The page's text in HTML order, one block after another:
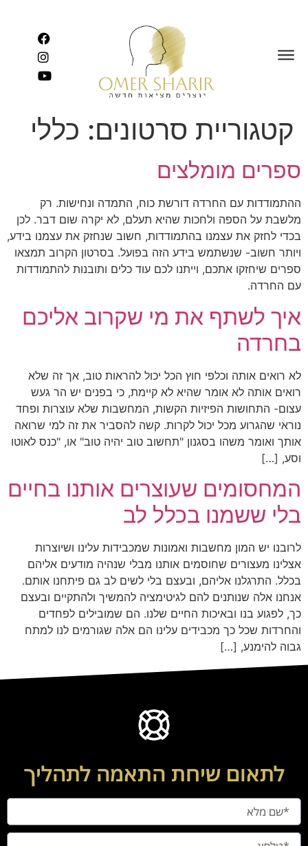
קטגוריית סרטונים: כללי
ספרים מומלצים
ההתמודדות עם החרדה דורשת כוח, התמדה ונחישות. רק
מלשבת על הספה ולחכות שהיא תעלם, לא יקרה שום דבר. לכן
בכדי לחזק את עצמנו בהתמודדות, חשוב שנחזק את עצמנו בידע,
ויותר חשוב- שנשתמש בידע הזה בפועל. בסרטון הקרוב תמצאו
ספרים שיחזקו אתכם, וייתנו לכם עוד כלים ותובנות להתמודדות
עם החרדה.
איך לשתף את מי שקרוב אליכם
בחרדה
לא רואים אותה וכלפי חוץ הכל יכול להראות טוב, אך זה שלא
רואים אותה לא אומר שהיא לא קיימת, כי בפנים יש הר געש
עצום- התחושות הפיזיות הקשות, המחשבות שלא עוצרות ופחד
נוראי שהגרוע מכל יכול לקרות. קשה להסביר את זה למי שרואה
אותך ואומר משהו בסגנון "תחשוב טוב יהיה טוב" או, "כנס לאוטו
וסע, […]
המחסומים שעוצרים אותנו בחיים
בלי ששמנו בכלל לב
לרובנו יש המון מחשבות ואמונות שמכבידות עלינו ושיוצרות
אצלינו מעצורים שחוסמים אותנו מבלי שנהיה מודעים אליהם
בכלל. התרגלנו אליהם, ובעצם בלי לשים לב גם פיתחנו אותם.
אנחנו אלה שנותנים להם לגיטימציה להמשיך ולהתקיים ובעצם
כך, לפגוע בנו ובאיכות החיים שלנו. הם שמובילים לפחדים
והחרדות שכל כך מכבידים עלינו הם אלה שגורמים לנו למתח
גבוה להימנע, […]
לתאום שיחת התאמה לתהליך